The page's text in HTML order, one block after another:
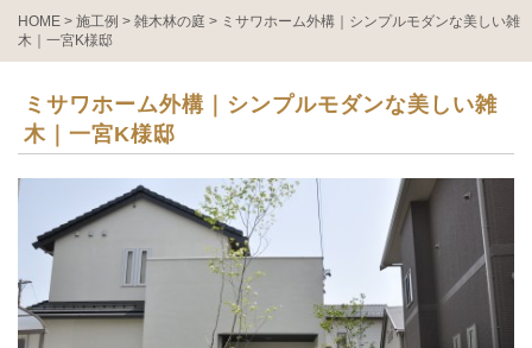
HOME > 施工例 > 雑木林の庭 > ミサワホーム外構｜シンプルモダンな美しい雑
木｜一宮K様邸
ミサワホーム外構｜シンプルモダンな美しい雑
木｜一宮K様邸